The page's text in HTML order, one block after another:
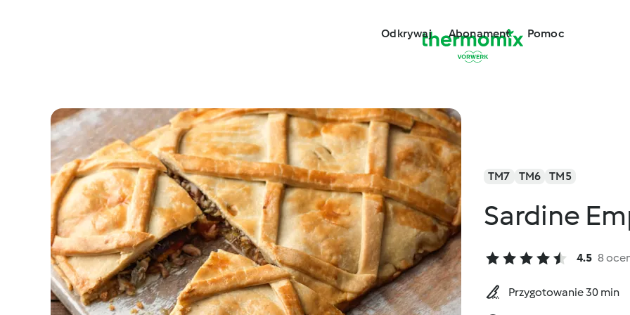
Odkrywaj Abonament Pomoc
TM7 TM6 TM5
Sardine
4.5 8
Przygotowanie 30 min